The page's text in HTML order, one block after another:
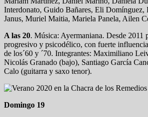
Interdonato, Guido Bañares, Eli Domínguez,
Janus, Muriel Maitia, Mariela Panela, Ailen
A las 20. Música: Ayermaniana. Desde 2011
progresivo y psicodélico, con fuerte
de los´60 y ´70. Integrantes: Maximiliano
Nicolás Granado (bajo), Santiago García
Calo (guitarra y saxo tenor).
Domingo 19